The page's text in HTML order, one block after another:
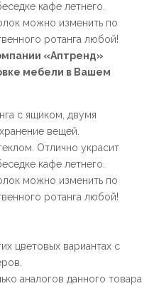
кафе летнего.
можно изменить по
ротанга любой!
«Аптренд»
мебели в Вашем
с ящиком, двумя
вещей.
Отлично украсит
кафе летнего.
можно изменить по
ротанга любой!
цветовых вариантах с
аналогов данного товара